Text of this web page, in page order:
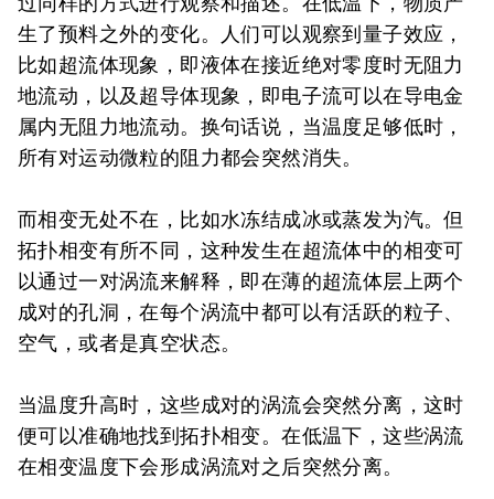
生了预料之外的变化。人们可以观察到量子效应，
比如超流体现象，即液体在接近绝对零度时无阻力
地流动，以及超导体现象，即电子流可以在导电金
属内无阻力地流动。换句话说，当温度足够低时，
所有对运动微粒的阻力都会突然消失。
而相变无处不在，比如水冻结成冰或蒸发为汽。但
拓扑相变有所不同，这种发生在超流体中的相变可
以通过一对涡流来解释，即在薄的超流体层上两个
成对的孔洞，在每个涡流中都可以有活跃的粒子、
空气，或者是真空状态。
当温度升高时，这些成对的涡流会突然分离，这时
便可以准确地找到拓扑相变。在低温下，这些涡流
在相变温度下会形成涡流对之后突然分离。